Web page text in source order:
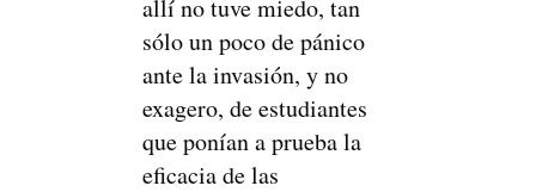
allí no tuve miedo, tan
sólo un poco de pánico
ante la invasión, y no
exagero, de estudiantes
que ponían a prueba la
eficacia de las